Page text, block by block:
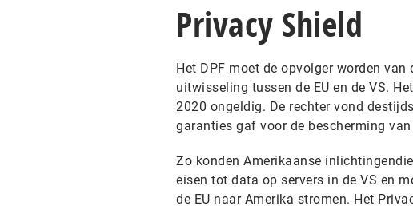
Privacy Shield
Het DPF moet de opvolger worden
uitwisseling tussen de EU en de VS.
2020 ongeldig. De rechter vond
garanties gaf voor de bescherming
Zo konden Amerikaanse
eisen tot data op servers in de VS en
de EU naar Amerika stromen. Het